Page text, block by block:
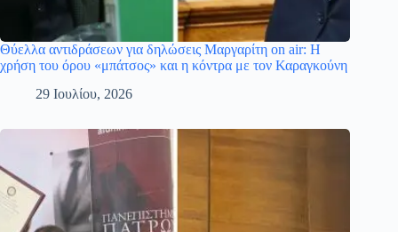
Θύελλα αντιδράσεων για δηλώσεις Μαργαρίτη on air: Η
χρήση του όρου «μπάτσος» και η κόντρα με τον Καραγκούνη
29 Ιουλίου, 2026